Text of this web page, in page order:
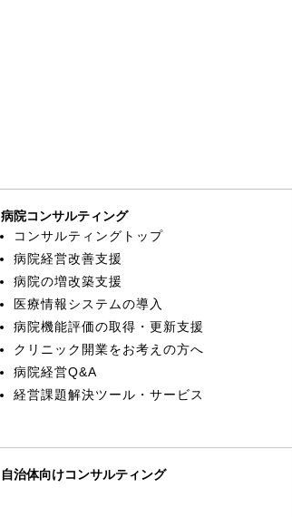
病院コンサルティング
コンサルティングトップ
病院経営改善支援
病院の増改築支援
医療情報システムの導入
病院機能評価の取得・更新支援
クリニック開業をお考えの方へ
病院経営Q&A
経営課題解決ツール・サービス
自治体向けコンサルティング